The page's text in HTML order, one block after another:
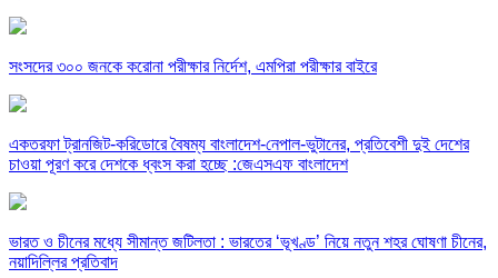
সংসদের ৩০০ জনকে করোনা পরীক্ষার নির্দেশ, এমপিরা পরীক্ষার বাইরে
একতরফা ট্রানজিট-করিডোরে বৈষম্য বাংলাদেশ-নেপাল-ভুটানের, প্রতিবেশী দুই দেশের
চাওয়া পূরণ করে দেশকে ধ্বংস করা হচ্ছে :জেএসএফ বাংলাদেশ
ভারত ও চীনের মধ্যে সীমান্ত জটিলতা : ভারতের ‘ভূখণ্ড’ নিয়ে নতুন শহর ঘোষণা চীনের,
নয়াদিল্লির প্রতিবাদ